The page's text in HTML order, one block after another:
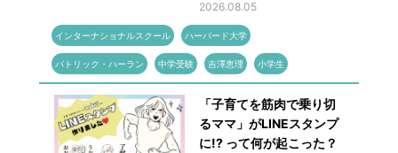
2026.08.05
インターナショナルスクール ハーバード大学
パトリック・ハーラン 中学受験 吉澤恵理 小学生
「子育てを筋肉で乗り切
るママ」がLINEスタンプ
に!? って何が起こった？